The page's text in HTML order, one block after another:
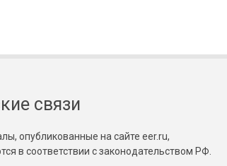
связи
опубликованные на сайте eer.ru,
в соответствии с законодательством РФ.